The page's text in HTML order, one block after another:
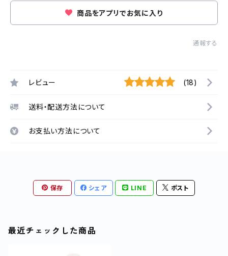
商品をアプリでお気に入り
通報する
レビュー (18)
送料・配送方法について
お支払い方法について
保存 シェア LINE ポスト
最近チェックした商品